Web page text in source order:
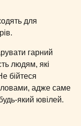
для
гарний
людям, які
бійтеся
адже саме
який ювілей.